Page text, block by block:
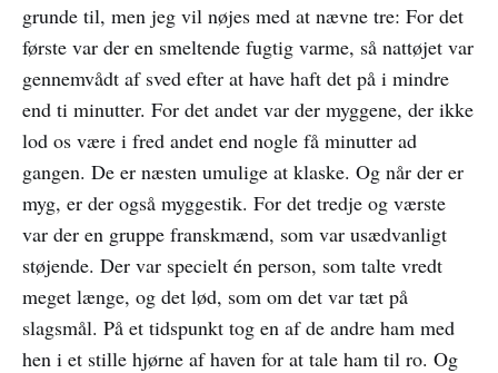
grunde til, men jeg vil nøjes med at nævne tre: For det
første var der en smeltende fugtig varme, så nattøjet var
gennemvådt af sved efter at have haft det på i mindre
end ti minutter. For det andet var der myggene, der ikke
lod os være i fred andet end nogle få minutter ad
gangen. De er næsten umulige at klaske. Og når der er
myg, er der også myggestik. For det tredje og værste
var der en gruppe franskmænd, som var usædvanligt
støjende. Der var specielt én person, som talte vredt
meget længe, og det lød, som om det var tæt på
slagsmål. På et tidspunkt tog en af de andre ham med
hen i et stille hjørne af haven for at tale ham til ro. Og